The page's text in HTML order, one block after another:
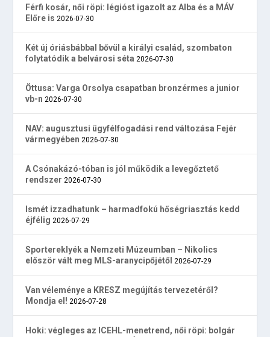
Férfi kosár, női röpi: légióst igazolt az Alba és a MÁV
Előre is 2026-07-30
Két új óriásbábbal bővül a királyi család, szombaton
folytatódik a belvárosi séta 2026-07-30
Öttusa: Varga Orsolya csapatban bronzérmes a junior
vb-n 2026-07-30
NAV: augusztusi ügyfélfogadási rend változása Fejér
vármegyében 2026-07-30
A Csónakázó-tóban is jól működik a levegőztető
rendszer 2026-07-30
Ismét izzadhatunk – harmadfokú hőségriasztás kedd
éjfélig 2026-07-29
Sportereklyék a Nemzeti Múzeumban – Nikolics
először vált meg MLS-aranycipőjétől 2026-07-29
Van véleménye a KRESZ megújítás tervezetéről?
Mondja el! 2026-07-28
Hoki: végleges az ICEHL-menetrend, női röpi: bolgár